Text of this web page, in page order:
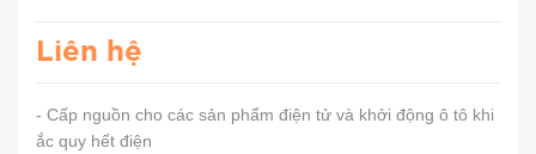
Liên hệ
- Cấp nguồn cho các sản phẩm điện tử và khởi động ô tô khi
ắc quy hết điện